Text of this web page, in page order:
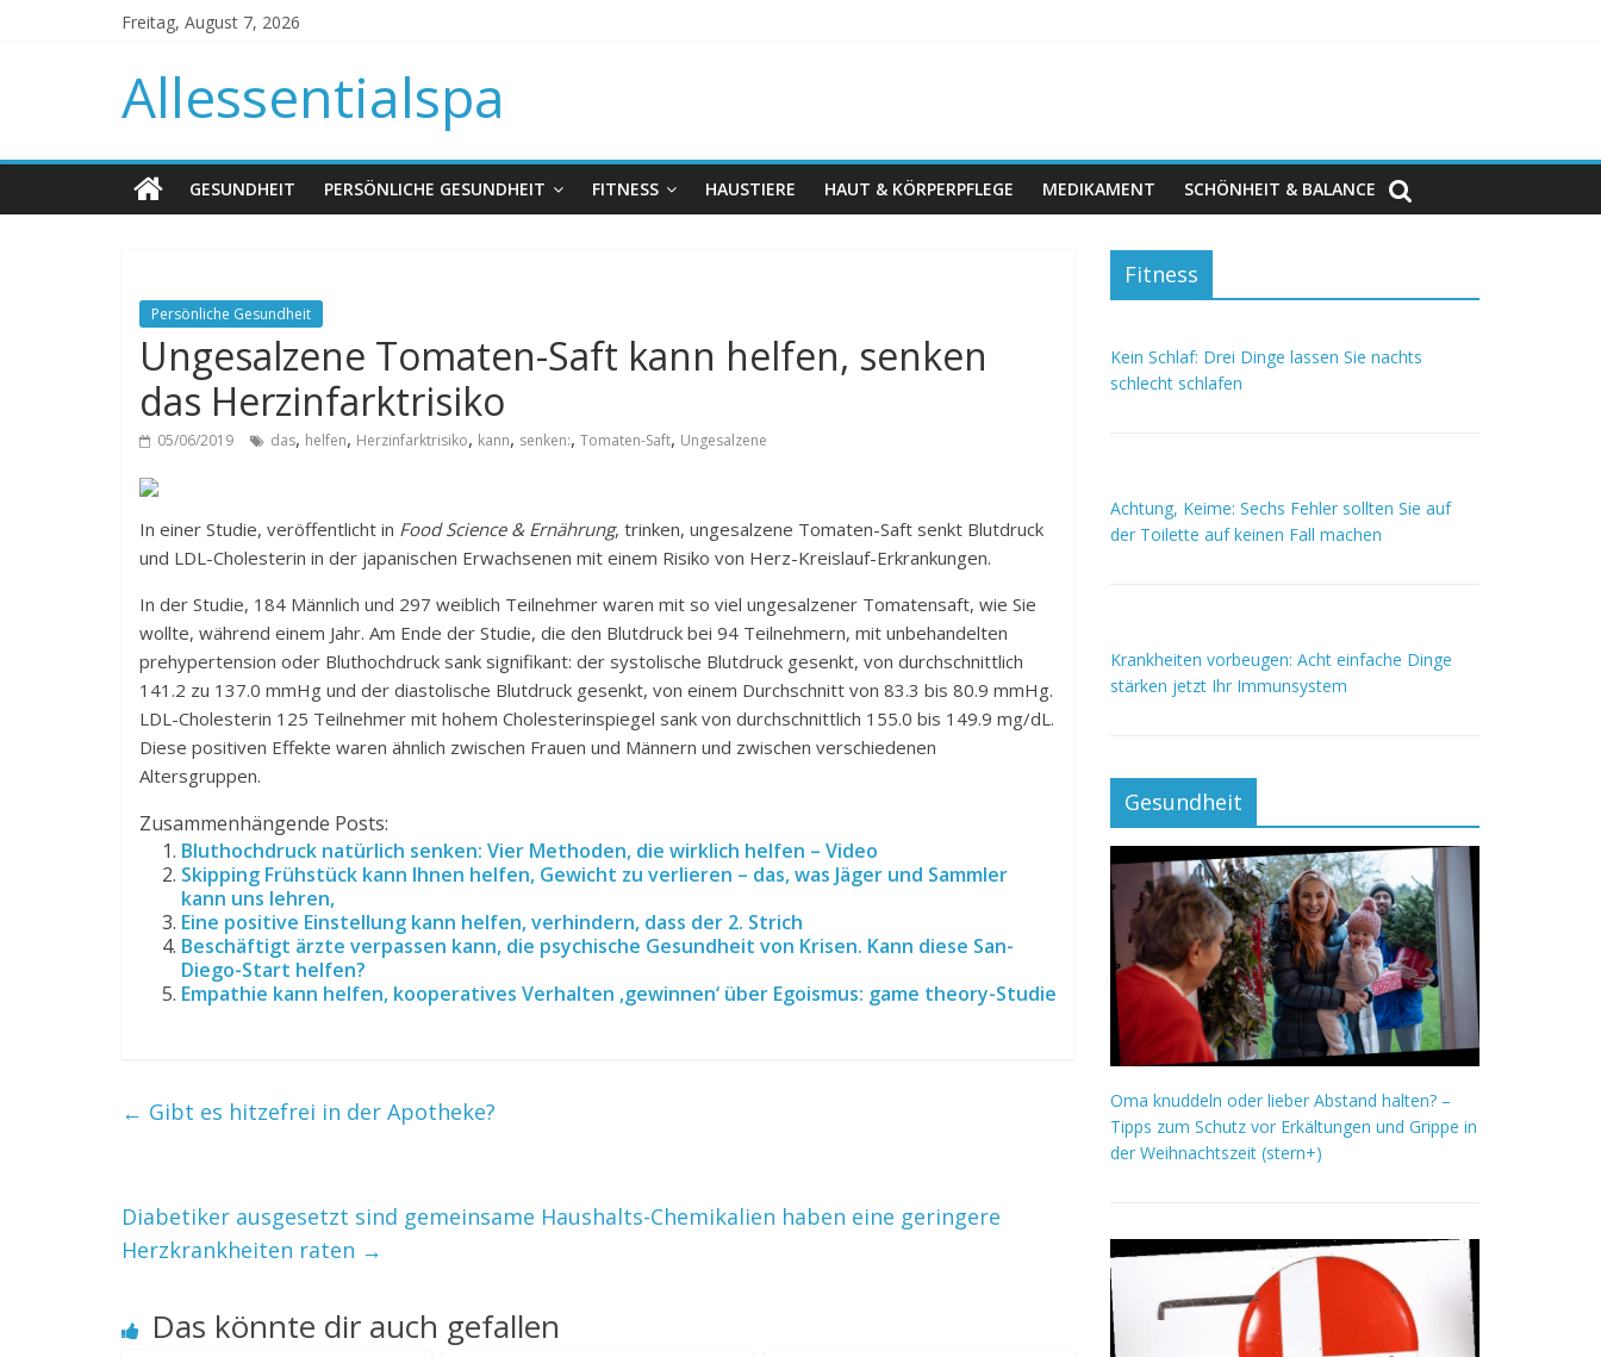
Freitag, August 7, 2026
Allessentialspa
GESUNDHEIT PERSÖNLICHE GESUNDHEIT FITNESS HAUSTIERE HAUT & KÖRPERPFLEGE MEDIKAMENT SCHÖNHEIT & BALANCE
Persönliche Gesundheit
Ungesalzene Tomaten-Saft kann helfen, senken
das Herzinfarktrisiko
05/06/2019 das, helfen, Herzinfarktrisiko, kann, senken:, Tomaten-Saft, Ungesalzene
In einer Studie, veröffentlicht in Food Science & Ernährung, trinken, ungesalzene Tomaten-Saft senkt Blutdruck
und LDL-Cholesterin in der japanischen Erwachsenen mit einem Risiko von Herz-Kreislauf-Erkrankungen.
In der Studie, 184 Männlich und 297 weiblich Teilnehmer waren mit so viel ungesalzener Tomatensaft, wie Sie
wollte, während einem Jahr. Am Ende der Studie, die den Blutdruck bei 94 Teilnehmern, mit unbehandelten
prehypertension oder Bluthochdruck sank signifikant: der systolische Blutdruck gesenkt, von durchschnittlich
141.2 zu 137.0 mmHg und der diastolische Blutdruck gesenkt, von einem Durchschnitt von 83.3 bis 80.9 mmHg.
LDL-Cholesterin 125 Teilnehmer mit hohem Cholesterinspiegel sank von durchschnittlich 155.0 bis 149.9 mg/dL.
Diese positiven Effekte waren ähnlich zwischen Frauen und Männern und zwischen verschiedenen
Altersgruppen.
Zusammenhängende Posts:
Bluthochdruck natürlich senken: Vier Methoden, die wirklich helfen – Video
Skipping Frühstück kann Ihnen helfen, Gewicht zu verlieren – das, was Jäger und Sammler
kann uns lehren,
Eine positive Einstellung kann helfen, verhindern, dass der 2. Strich
Beschäftigt ärzte verpassen kann, die psychische Gesundheit von Krisen. Kann diese San-
Diego-Start helfen?
Empathie kann helfen, kooperatives Verhalten ‚gewinnen‘ über Egoismus: game theory-Studie
← Gibt es hitzefrei in der Apotheke?
Diabetiker ausgesetzt sind gemeinsame Haushalts-Chemikalien haben eine geringere
Herzkrankheiten raten →
Das könnte dir auch gefallen
Fitness
Kein Schlaf: Drei Dinge lassen Sie nachts
schlecht schlafen
Achtung, Keime: Sechs Fehler sollten Sie auf
der Toilette auf keinen Fall machen
Krankheiten vorbeugen: Acht einfache Dinge
stärken jetzt Ihr Immunsystem
Gesundheit
Oma knuddeln oder lieber Abstand halten? –
Tipps zum Schutz vor Erkältungen und Grippe in
der Weihnachtszeit (stern+)